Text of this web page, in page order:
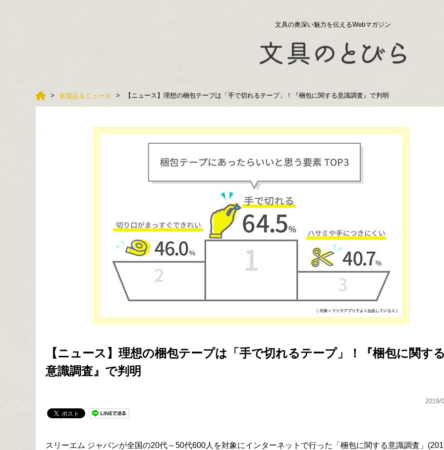
文具の奥深い魅力を伝えるWebマガジン
新製品＆ニュース 【ニュース】理想の梱包テープは「手で切れるテープ」！『梱包に関する意識調査』で判明
【ニュース】理想の梱包テープは「手で切れるテープ」！『梱包に関す
意識調査』で判明
2019/
スリーエム ジャパンが全国の20代～50代600人を対象にインターネットで行った「梱包に関する意識調査」